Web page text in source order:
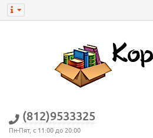
(812)9533325
Пн-Пят, с 11:00 до 20:00